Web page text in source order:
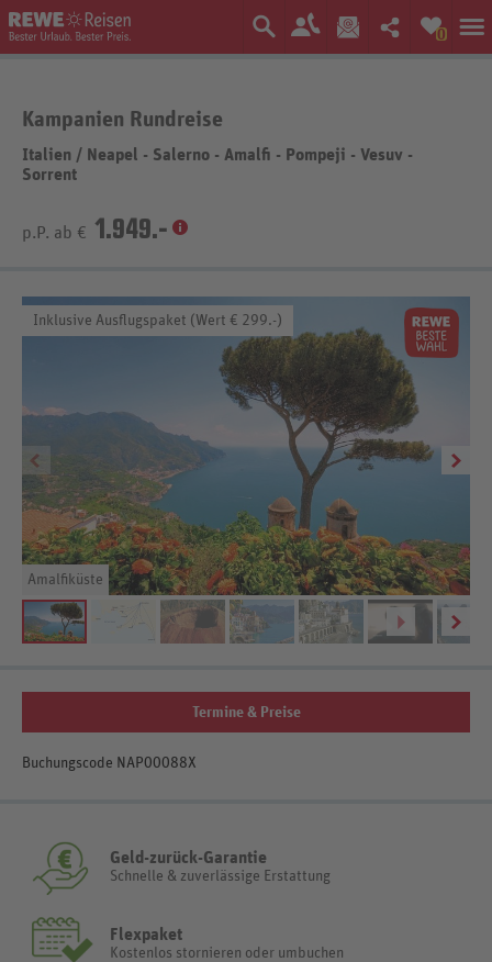
0
Kampanien Rundreise
Italien / Neapel - Salerno - Amalfi - Pompeji - Vesuv -
Sorrent
p.P. ab € 1.949.-
Inklusive Ausflugspaket (Wert € 299.-)
Amalfiküste
Termine & Preise
Buchungscode NAP00088X
Geld-zurück-Garantie
Schnelle & zuverlässige Erstattung
Flexpaket
Kostenlos stornieren oder umbuchen